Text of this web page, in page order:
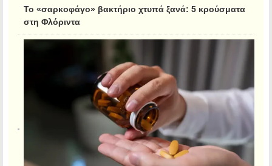
Το «σαρκοφάγο» βακτήριο χτυπά ξανά: 5 κρούσματα
στη Φλόριντα